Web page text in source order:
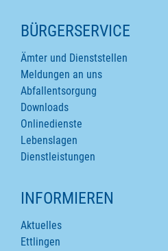
SEITENINHALTE
BÜRGERSERVICE
Ämter und Dienststellen
Meldungen an uns
Abfallentsorgung
Downloads
Onlinedienste
Lebenslagen
Dienstleistungen
INFORMIEREN
Aktuelles
Ettlingen